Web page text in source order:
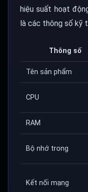
hiệu suất hoạt
là các thông số kỹ
Thông số
Tên sản phẩm
CPU
RAM
Bộ nhớ trong
Kết nối mạng